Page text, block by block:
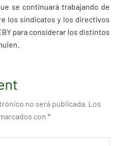
se continuará trabajando de
los sindicatos y los directivos
para considerar los distintos
no será publicada. Los
con *